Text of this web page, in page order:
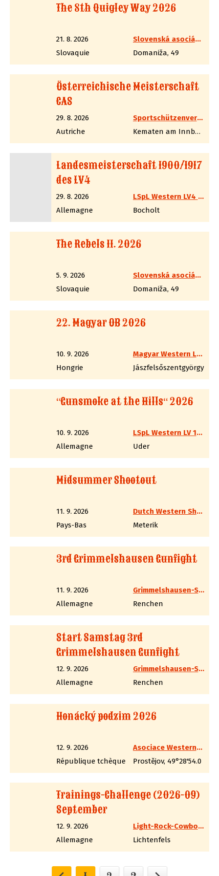
The 8th Quigley Way 2026
21. 8. 2026
Slovenská asociácia westernovej streľby
Slovaquie
Domaniža, 49
Österreichische Meisterschaft
CAS
29. 8. 2026
Sportschützenverband Westernschützen ,,SASS-CAS-Austria´´
Autriche
Kematen am Innbach
Landesmeisterschaft 1900/1917
des LV4
29. 8. 2026
LSpL Western LV4 NRW
Allemagne
Bocholt
The Rebels II. 2026
5. 9. 2026
Slovenská asociácia westernovej streľby
Slovaquie
Domaniža, 49
22. Magyar OB 2026
10. 9. 2026
Magyar Western Lövész Szakág
Hongrie
Jászfelsőszentgyörgy
“Gunsmoke at the Hills“ 2026
10. 9. 2026
LSpL Western LV 13 Thüringen
Allemagne
Uder
Midsummer Shootout
11. 9. 2026
Dutch Western Shooting Association
Pays-Bas
Meterik
3rd Grimmelshausen Gunfight
11. 9. 2026
Grimmelshausen-Schützen Cowboys
Allemagne
Renchen
Start Samstag 3rd
Grimmelshausen Gunfight
12. 9. 2026
Grimmelshausen-Schützen Cowboys
Allemagne
Renchen
Honácký podzim 2026
12. 9. 2026
Asociace Westernových Střelců, spolek
République tchèque
Prostějov, 49°28'54.0
Trainings-Challenge (2026-09)
September
12. 9. 2026
Light-Rock-Cowboys
Allemagne
Lichtenfels